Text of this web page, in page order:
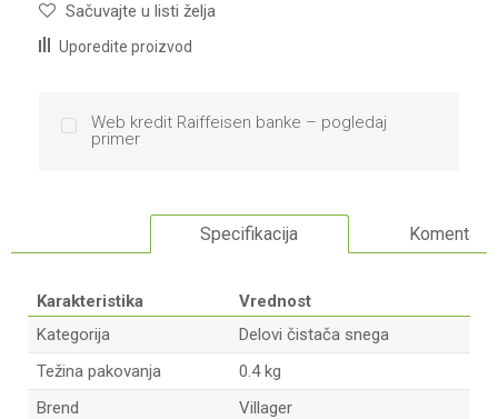
Sačuvajte u listi želja
Uporedite proizvod
Web kredit Raiffeisen banke – pogledaj
primer
Specifikacija Komentari
Karakteristika
Vrednost
Kategorija
Delovi čistača snega
Težina pakovanja
0.4 kg
Brend
Villager